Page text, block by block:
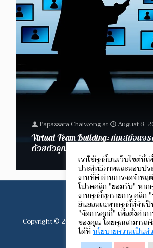
Papassara Chaiwongat
August 8,
Virtual Team Building: ทีมเสมือนจ
ด้วยตัวคุณ
Copyright © 2012-2024 Speech
All rights reserved.
เราใช้คุกกี้บนเว็บไซต์นี้
ประสิทธิภาพและมอบปร
งานที่ดี ผ่านการจดจำพฤ
โปรดคลิก "ยอมรับ" หา
งานคุกกี้ทุกรายการ คลิก
ยินยอมเฉพาะคุกกี้ที่จำเ
"จัดการคุกกี้" เพื่อตั้งค่าก
ของคุณ โดยคุณสามารถศึ
ได้ที่นโยบายความเป็นส่